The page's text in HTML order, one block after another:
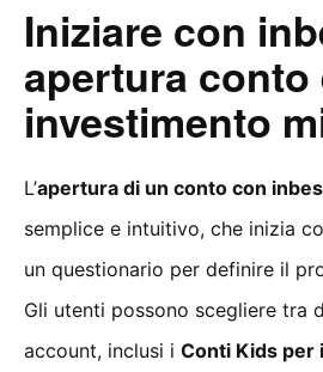
Iniziare con
apertura conto
investimento
L’apertura di un conto con
semplice e intuitivo, che inizia
un questionario per definire il
Gli utenti possono scegliere tra
account, inclusi i Conti Kids per